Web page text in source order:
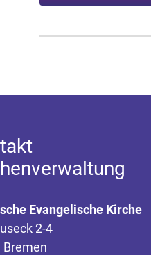
Evangelische Kirche
2-4
Bremen